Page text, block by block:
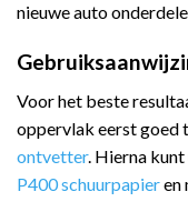
nieuwe auto
Voor het beste
oppervlak eerst goed
ontvetter. Hierna
P400 schuurpapieren